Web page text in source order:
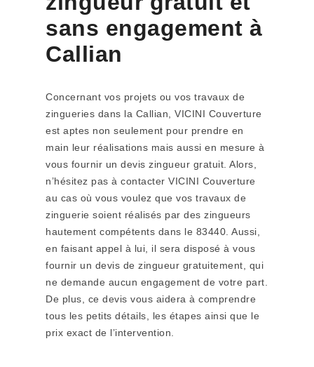
sans engagement à
Callian
Concernant vos projets ou vos travaux de
zingueries dans la Callian, VICINI Couverture
est aptes non seulement pour prendre en
main leur réalisations mais aussi en mesure à
vous fournir un devis zingueur gratuit. Alors,
n’hésitez pas à contacter VICINI Couverture
au cas où vous voulez que vos travaux de
zinguerie soient réalisés par des zingueurs
hautement compétents dans le 83440. Aussi,
en faisant appel à lui, il sera disposé à vous
fournir un devis de zingueur gratuitement, qui
ne demande aucun engagement de votre part.
De plus, ce devis vous aidera à comprendre
tous les petits détails, les étapes ainsi que le
prix exact de l’intervention.